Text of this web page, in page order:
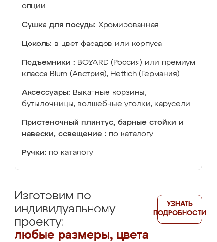
опции
Сушка для посуды: Хромированная
Цоколь: в цвет фасадов или корпуса
Подъемники : BOYARD (Россия) или премиум
класса Blum (Австрия), Hettich (Германия)
Аксессуары: Выкатные корзины,
бутылочницы, волшебные уголки, карусели
Пристеночный плинтус, барные стойки и
навески, освещение : по каталогу
Ручки: по каталогу
Изготовим по
индивидуальному
проекту:
любые размеры, цвета
УЗНАТЬ
ПОДРОБНОСТИ